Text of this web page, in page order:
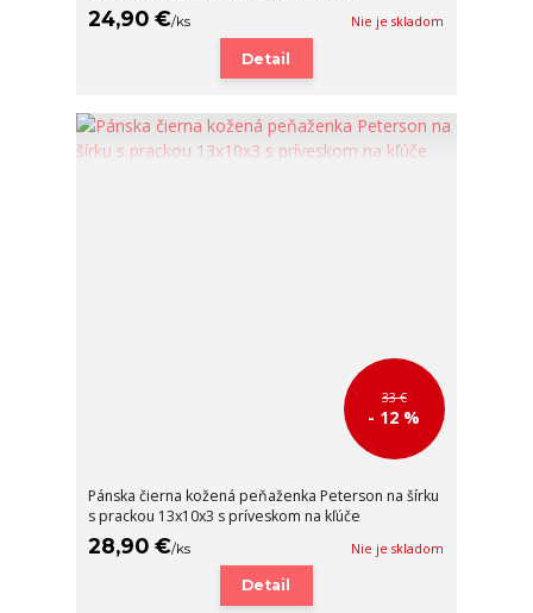
24,90 €/ks Nie je skladom
Detail
33 €
- 12 %
Pánska čierna kožená peňaženka Peterson na šírku
s prackou 13x10x3 s príveskom na kľúče
28,90 €/ks Nie je skladom
Detail